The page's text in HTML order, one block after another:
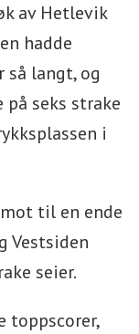
av Hetlevik
hadde
så langt, og
seks strake
i
til en ende
Vestsiden
seier.
toppscorer,